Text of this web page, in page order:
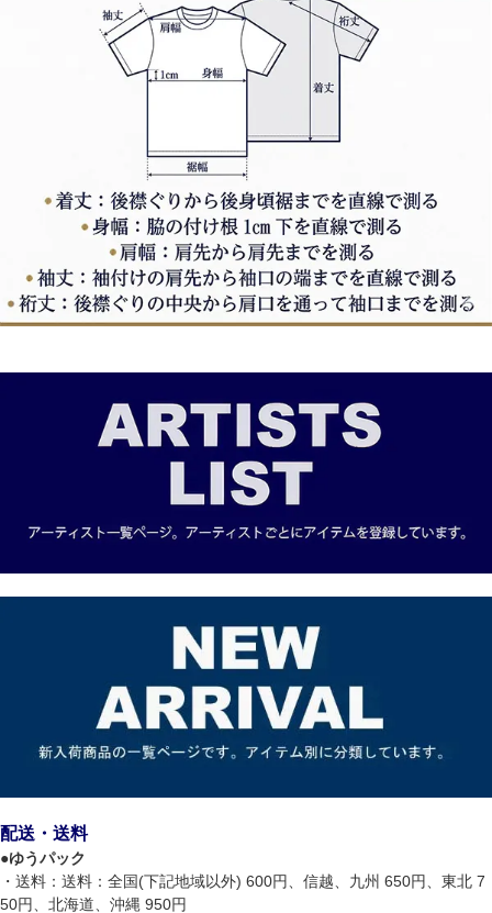
配送・送料
●ゆうパック
・送料：送料：全国(下記地域以外) 600円、信越、九州 650円、東北 7
50円、北海道、沖縄 950円